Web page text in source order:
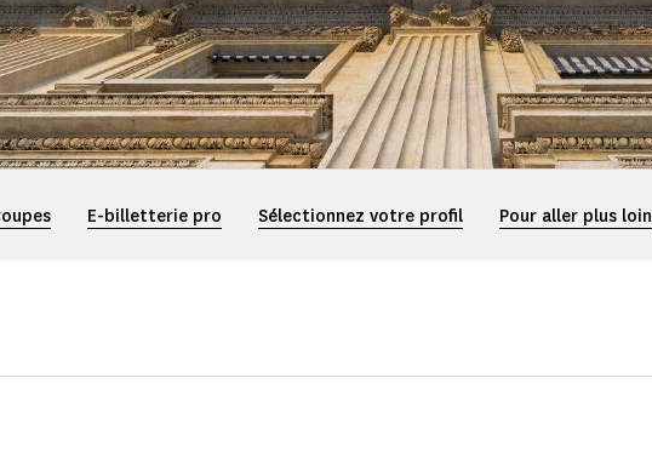
E-billetterie pro Sélectionnez votre profil Pour aller plus loin